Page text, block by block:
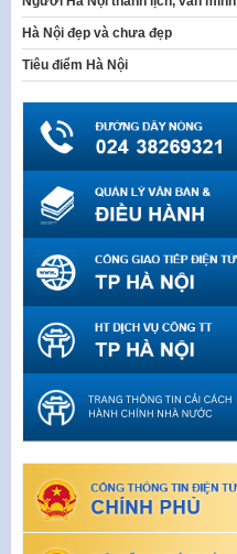
Hà Nội đẹp và chưa đẹp
Tiêu điểm Hà Nội